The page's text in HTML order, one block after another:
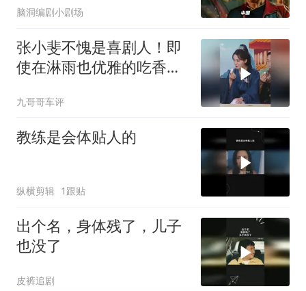
脑洞编剧小剧场
张小斐不愧是喜剧人！即
使在淋雨也优雅的吃香
九哥哥车评
教练是会体贴人的
纵横剪辑 1跟贴
出个名，身体残了，儿子
也没了
皮裤追剧